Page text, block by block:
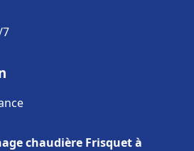
chaudière Frisquet à